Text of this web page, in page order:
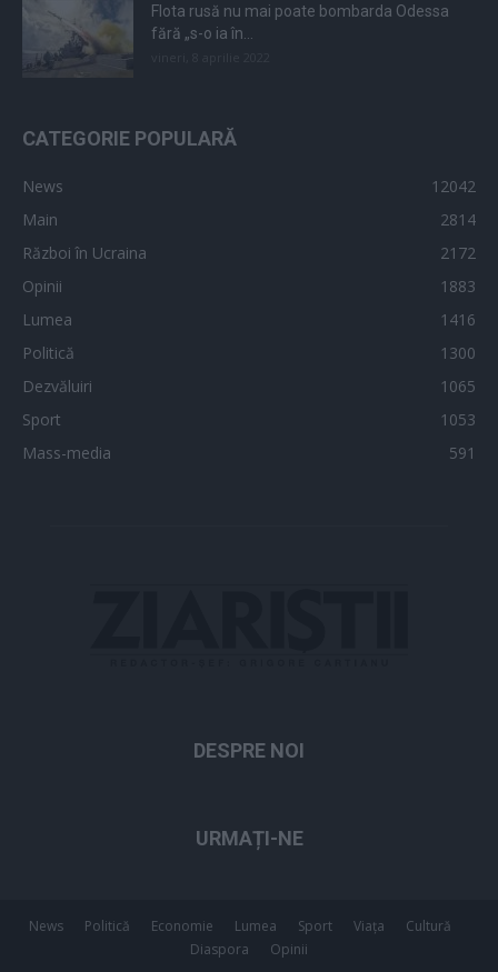
Flota rusă nu mai poate bombarda Odessa
fără „s-o ia în...
CATEGORIE POPULARĂ
News
12042
Main
2814
Război în Ucraina
2172
Opinii
1883
Lumea
1416
Politică
1300
Dezvăluiri
1065
Sport
1053
Mass-media
591
DESPRE NOI
URMAȚI-NE
News Politică Economie Lumea Sport Viața
Cultură
Diaspora
Opinii